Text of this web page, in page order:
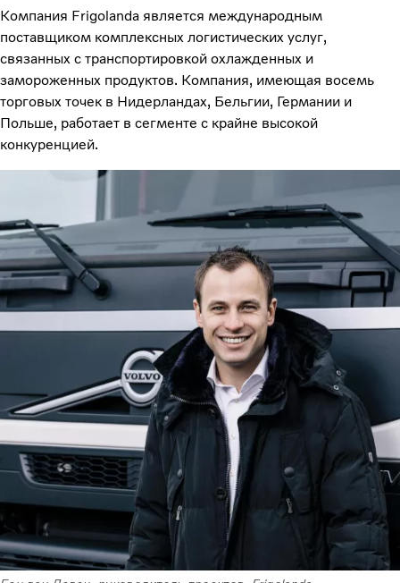
Компания Frigolanda является международным
поставщиком комплексных логистических услуг,
связанных с транспортировкой охлажденных и
замороженных продуктов. Компания, имеющая восемь
торговых точек в Нидерландах, Бельгии, Германии и
Польше, работает в сегменте с крайне высокой
конкуренцией.